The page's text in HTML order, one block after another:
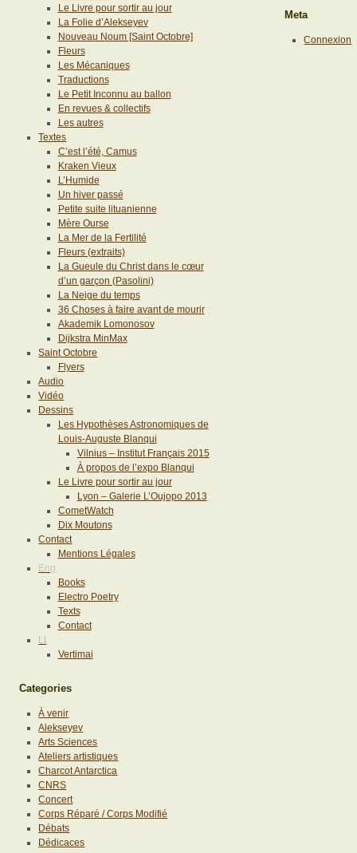
Le Livre pour sortir au jour
La Folie d’Alekseyev
Nouveau Noum [Saint Octobre]
Fleurs
Les Mécaniques
Traductions
Le Petit Inconnu au ballon
En revues & collectifs
Les autres
Textes
C’est l’été, Camus
Kraken Vieux
L’Humide
Un hiver passé
Petite suite lituanienne
Mère Ourse
La Mer de la Fertilité
Fleurs (extraits)
La Gueule du Christ dans le cœur
d’un garçon (Pasolini)
La Neige du temps
36 Choses à faire avant de mourir
Akademik Lomonosov
Dijkstra MinMax
Saint Octobre
Flyers
Audio
Vidéo
Dessins
Les Hypothèses Astronomiques de
Louis-Auguste Blanqui
Vilnius – Institut Français 2015
À propos de l’expo Blanqui
Le Livre pour sortir au jour
Lyon – Galerie L’Oujopo 2013
CometWatch
Dix Moutons
Contact
Mentions Légales
Eng
Books
Electro Poetry
Texts
Contact
Lt
Vertimai
Categories
À venir
Alekseyev
Arts Sciences
Ateliers artistiques
Charcot Antarctica
CNRS
Concert
Corps Réparé / Corps Modifié
Débats
Dédicaces
Meta
Connexion